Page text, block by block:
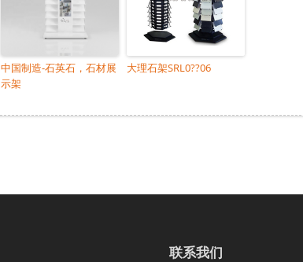
中国制造-石英石，石材展
示架
大理石架SRL0??06
联系我们